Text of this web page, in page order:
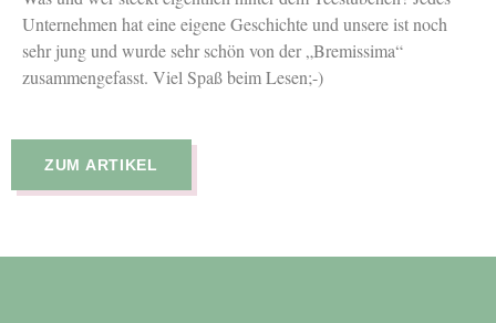
Unternehmen hat eine eigene Geschichte und unsere ist noch
sehr jung und wurde sehr schön von der „Bremissima“
zusammengefasst. Viel Spaß beim Lesen;-)
ZUM ARTIKEL